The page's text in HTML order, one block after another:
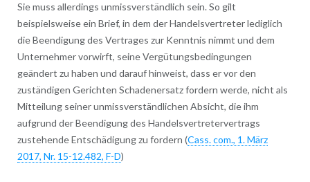
Sie muss allerdings unmissverständlich sein. So gilt
beispielsweise ein Brief, in dem der Handelsvertreter lediglich
die Beendigung des Vertrages zur Kenntnis nimmt und dem
Unternehmer vorwirft, seine Vergütungsbedingungen
geändert zu haben und darauf hinweist, dass er vor den
zuständigen Gerichten Schadenersatz fordern werde, nicht als
Mitteilung seiner unmissverständlichen Absicht, die ihm
aufgrund der Beendigung des Handelsvertretervertrags
zustehende Entschädigung zu fordern (Cass. com., 1. März
2017, Nr. 15-12.482, F-D)